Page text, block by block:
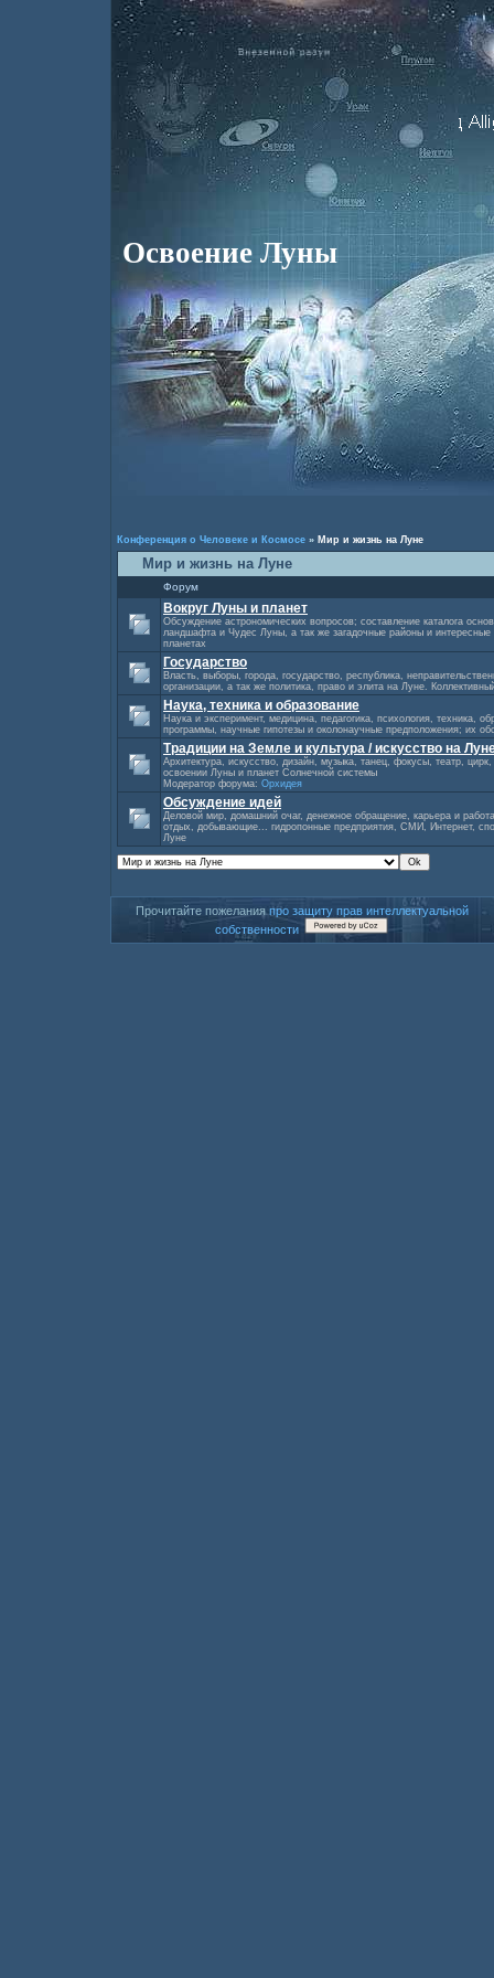
Освоение Луны
Конференция о Человеке и Космосе » Мир и жизнь на Луне
Мир и жизнь на Луне
Форум
Вокруг Луны и планет
Обсуждение астрономических вопросов; составление каталога
ландшафта и Чудес Луны, а так же загадочные районы и
планетах
Государство
Власть, выборы, города, государство, республика,
организации, а так же политика, право и элита на Луне.
Наука, техника и образование
Наука и эксперимент, медицина, педагогика, психология, техника,
программы, научные гипотезы и околонаучные предположения; их
Традиции на Земле и культура / искусство на
Архитектура, искусство, дизайн, музыка, танец, фокусы, театр, цирк,
освоении Луны и планет Солнечной системы
Модератор форума: Орхидея
Обсуждение идей
Деловой мир, домашний очаг, денежное обращение, карьера и
отдых, добывающие... гидропонные предприятия, СМИ, Интернет,
Луне
Прочитайте пожелания про защиту прав интеллектуальной
собственности